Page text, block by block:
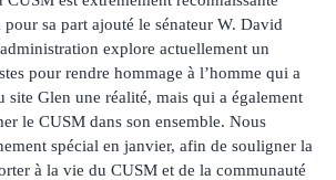
pour sa part ajouté le sénateur W. David
explore actuellement un
pour rendre hommage à l’homme qui a
site Glen une réalité, mais qui a également
le CUSM dans son ensemble. Nous
spécial en janvier, afin de souligner la
à la vie du CUSM et de la communauté